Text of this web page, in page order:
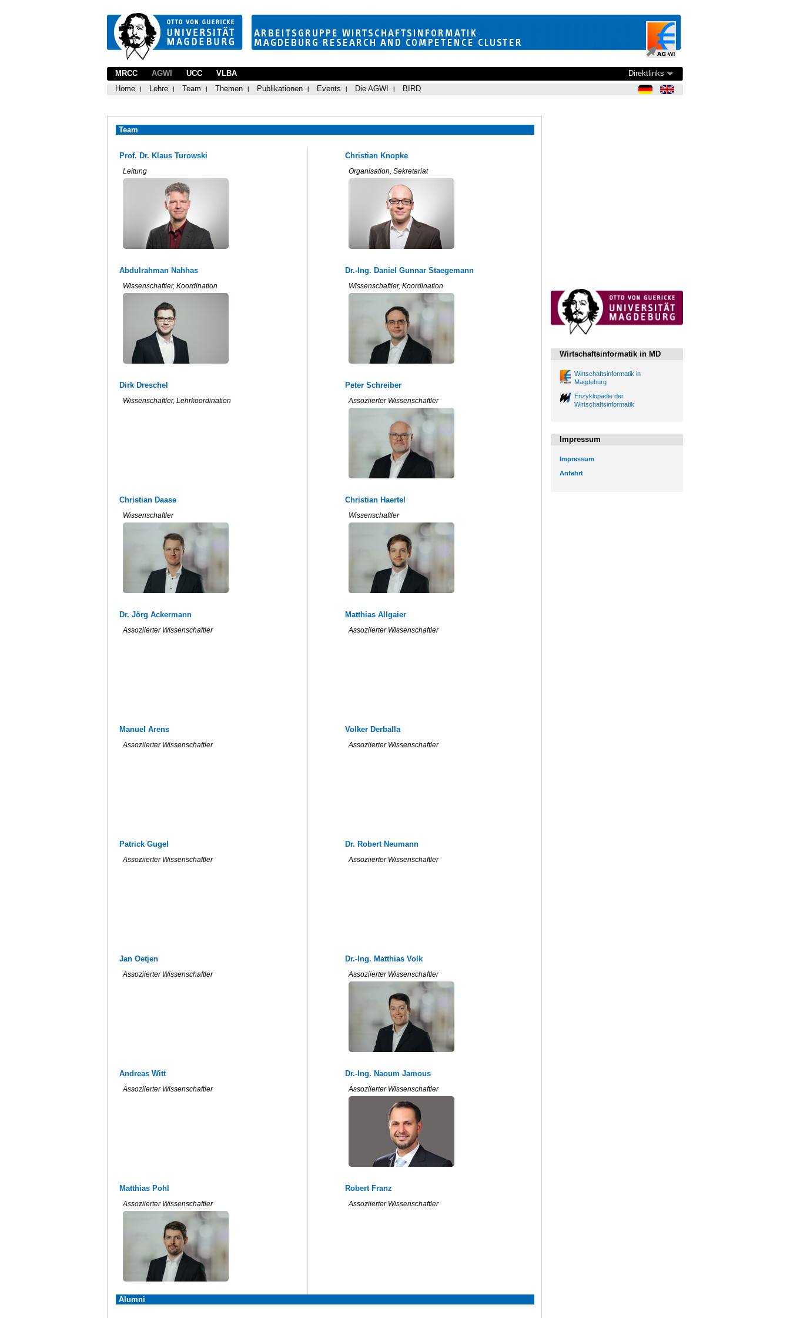
MRCC
AGWI
Home
Lehre Team Themen Publikationen Events Die AGWI BIRD
UCC VLBA Direktlinks
Team
Prof. Dr. Klaus Turowski
Leitung
Christian Knopke
Organisation, Sekretariat
Abdulrahman Nahhas
Wissenschaftler, Koordination
Dr.-Ing. Daniel Gunnar Staegemann
Wissenschaftler, Koordination
Dirk Dreschel
Wissenschaftler, Lehrkoordination
Peter Schreiber
Assoziierter Wissenschaftler
Christian Daase
Wissenschaftler
Christian Haertel
Wissenschaftler
Dr. Jörg Ackermann
Assoziierter Wissenschaftler
Matthias Allgaier
Assoziierter Wissenschaftler
Manuel Arens
Assoziierter Wissenschaftler
Volker Derballa
Assoziierter Wissenschaftler
Patrick Gugel
Assoziierter Wissenschaftler
Dr. Robert Neumann
Assoziierter Wissenschaftler
Jan Oetjen
Assoziierter Wissenschaftler
Dr.-Ing. Matthias Volk
Assoziierter Wissenschaftler
Andreas Witt
Assoziierter Wissenschaftler
Dr.-Ing. Naoum Jamous
Assoziierter Wissenschaftler
Matthias Pohl
Assoziierter Wissenschaftler
Robert Franz
Assoziierter Wissenschaftler
Alumni
Wirtschaftsinformatik in MD
Wirtschaftsinformatik in
Magdeburg
Enzyklopädie der
Wirtschaftsinformatik
Impressum
Impressum
Anfahrt